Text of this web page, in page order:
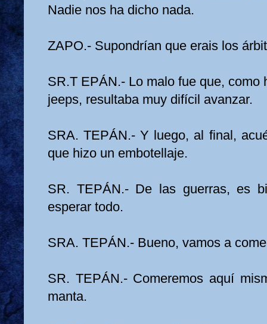
Nadie nos ha dicho nada.
ZAPO.- Supondrían que erais los
SR.T EPÁN.- Lo malo fue que, como
jeeps, resultaba muy difícil avanzar.
SRA. TEPÁN.- Y luego, al final,
que hizo un embotellaje.
SR. TEPÁN.- De las guerras, es
esperar todo.
SRA. TEPÁN.- Bueno, vamos a
SR. TEPÁN.- Comeremos aquí
manta.